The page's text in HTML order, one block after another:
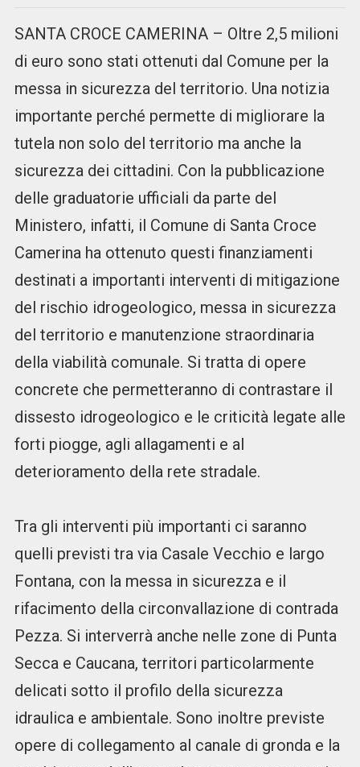
SANTA CROCE CAMERINA – Oltre 2,5 milioni
di euro sono stati ottenuti dal Comune per la
messa in sicurezza del territorio. Una notizia
importante perché permette di migliorare la
tutela non solo del territorio ma anche la
sicurezza dei cittadini. Con la pubblicazione
delle graduatorie ufficiali da parte del
Ministero, infatti, il Comune di Santa Croce
Camerina ha ottenuto questi finanziamenti
destinati a importanti interventi di mitigazione
del rischio idrogeologico, messa in sicurezza
del territorio e manutenzione straordinaria
della viabilità comunale. Si tratta di opere
concrete che permetteranno di contrastare il
dissesto idrogeologico e le criticità legate alle
forti piogge, agli allagamenti e al
deterioramento della rete stradale.
Tra gli interventi più importanti ci saranno
quelli previsti tra via Casale Vecchio e largo
Fontana, con la messa in sicurezza e il
rifacimento della circonvallazione di contrada
Pezza. Si interverrà anche nelle zone di Punta
Secca e Caucana, territori particolarmente
delicati sotto il profilo della sicurezza
idraulica e ambientale. Sono inoltre previste
opere di collegamento al canale di gronda e la